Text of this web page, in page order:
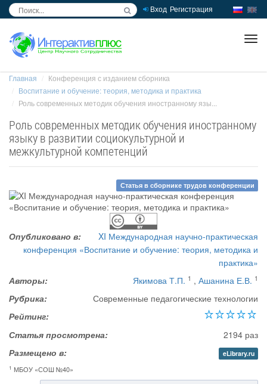
Вход Регистрация
Главная
Конференция с изданием сборника
Воспитание и обучение: теория, методика и практика
Роль современных методик обучения иностранному язы...
Роль современных методик обучения иностранному
языку в развитии социокультурной и
межкультурной компетенций
Статья в сборнике трудов конференции
Опубликовано в:
XI Международная научно-практическая
конференция «Воспитание и обучение: теория, методика и
практика»
Авторы:
Якимова Т.П. 1 , Ашанина Е.В. 1
Рубрика:
Современные педагогические технологии
Рейтинг:
Статья просмотрена:
2194 раз
Размещено в:
eLibrary.ru
1 МБОУ «СОШ №40»